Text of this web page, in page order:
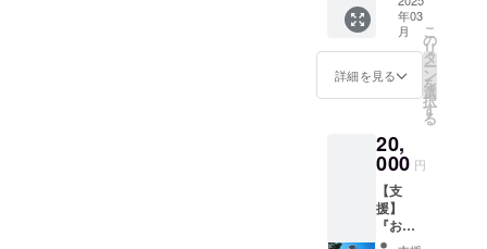
前をご
記入く
ださ
い。
常温 消
費期
限 ト
マト10
し芋90
日 産地
市 お届
け時期
は、特
出展料
のご購
入をお
願いい
たしま
条件は
御前崎
市在住
もしく
は、事
業所が
年03
月
詳細を見る
こ
の
リ
タ
ー
ン
を
選
択
す
る
20,
000 円
【支
援】
『おま
えざき